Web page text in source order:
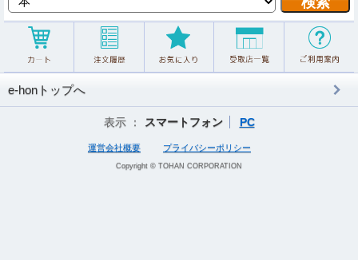
e-honトップへ
表示 ： スマートフォン PC
運営会社概要 プライバシーポリシー
Copyright © TOHAN CORPORATION